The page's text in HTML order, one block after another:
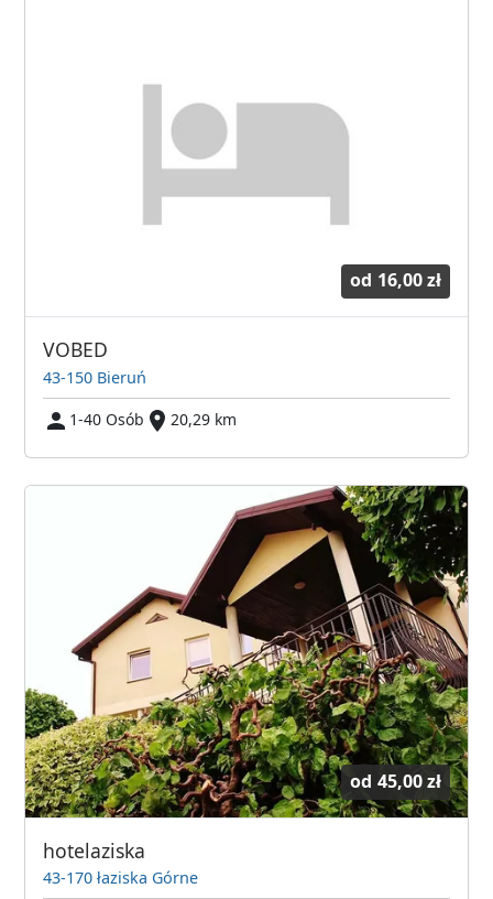
od 16,00 zł
VOBED
43-150 Bieruń
1-40 Osób
20,29 km
od 45,00 zł
hotelaziska
43-170 łaziska Górne